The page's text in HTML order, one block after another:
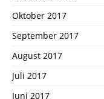
Oktober 2017
September 2017
August 2017
Juli 2017
Juni 2017